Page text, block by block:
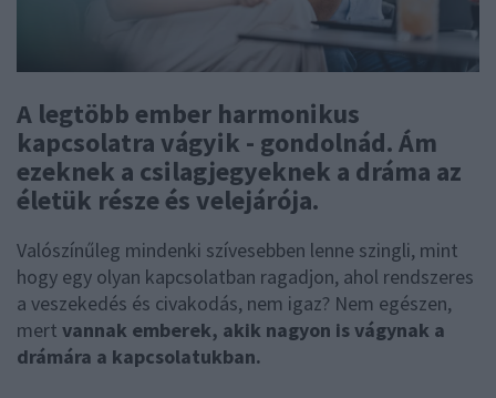
A legtöbb ember harmonikus
kapcsolatra vágyik - gondolnád. Ám
ezeknek a csilagjegyeknek a dráma az
életük része és velejárója.
Valószínűleg mindenki szívesebben lenne szingli, mint
hogy egy olyan kapcsolatban ragadjon, ahol rendszeres
a veszekedés és civakodás, nem igaz? Nem egészen,
mert vannak emberek, akik nagyon is vágynak a
drámára a kapcsolatukban.